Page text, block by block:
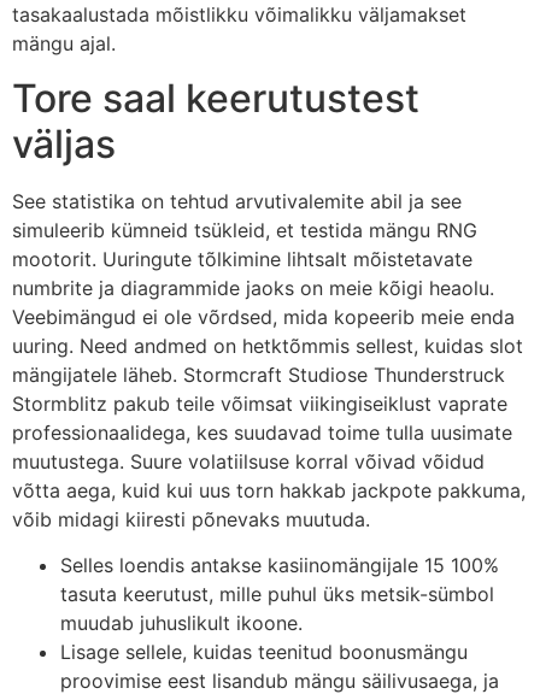
tasakaalustada mõistlikku võimalikku väljamakset
mängu ajal.
Tore saal keerutustest
väljas
See statistika on tehtud arvutivalemite abil ja see
simuleerib kümneid tsükleid, et testida mängu RNG
mootorit. Uuringute tõlkimine lihtsalt mõistetavate
numbrite ja diagrammide jaoks on meie kõigi heaolu.
Veebimängud ei ole võrdsed, mida kopeerib meie enda
uuring. Need andmed on hetktõmmis sellest, kuidas slot
mängijatele läheb. Stormcraft Studiose Thunderstruck
Stormblitz pakub teile võimsat viikingiseiklust vaprate
professionaalidega, kes suudavad toime tulla uusimate
muutustega. Suure volatiilsuse korral võivad võidud
võtta aega, kuid kui uus torn hakkab jackpote pakkuma,
võib midagi kiiresti põnevaks muutuda.
Selles loendis antakse kasiinomängijale 15 100%
tasuta keerutust, mille puhul üks metsik-sümbol
muudab juhuslikult ikoone.
Lisage sellele, kuidas teenitud boonusmängu
proovimise eest lisandub mängu säilivusaega, ja